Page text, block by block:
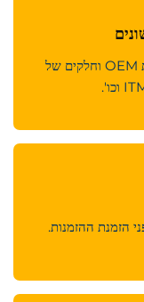
מספקים חלקים מסוימים של תחתית OEM וחלקים של
הזמנת ההזמנות.